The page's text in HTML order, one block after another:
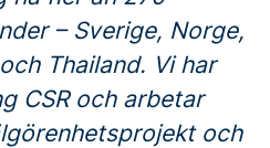
– Sverige, Norge,
Thailand. Vi har
CSR och arbetar
och